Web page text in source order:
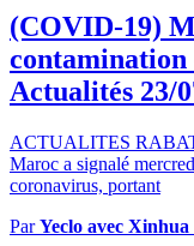
(COVID-19)
contamination
Actualités 23/
ACTUALITES
Maroc a signalé
coronavirus, portant
ParYeclo avec Xinhua